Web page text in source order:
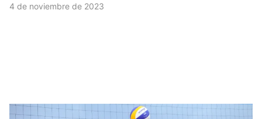
4 de noviembre de 2023